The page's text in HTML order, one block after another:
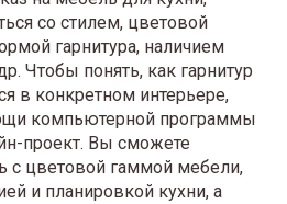
со стилем, цветовой
гарнитура, наличием
Чтобы понять, как гарнитур
в конкретном интерьере,
компьютерной программы
проект. Вы сможете
с цветовой гаммой мебели,
и планировкой кухни, а